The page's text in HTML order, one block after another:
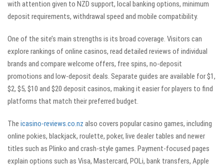
with attention given to NZD support, local banking options, minimum
deposit requirements, withdrawal speed and mobile compatibility.
One of the site’s main strengths is its broad coverage. Visitors can
explore rankings of online casinos, read detailed reviews of individual
brands and compare welcome offers, free spins, no-deposit
promotions and low-deposit deals. Separate guides are available for $1,
$2, $5, $10 and $20 deposit casinos, making it easier for players to find
platforms that match their preferred budget.
The icasino-reviews.co.nz also covers popular casino games, including
online pokies, blackjack, roulette, poker, live dealer tables and newer
titles such as Plinko and crash-style games. Payment-focused pages
explain options such as Visa, Mastercard, POLi, bank transfers, Apple